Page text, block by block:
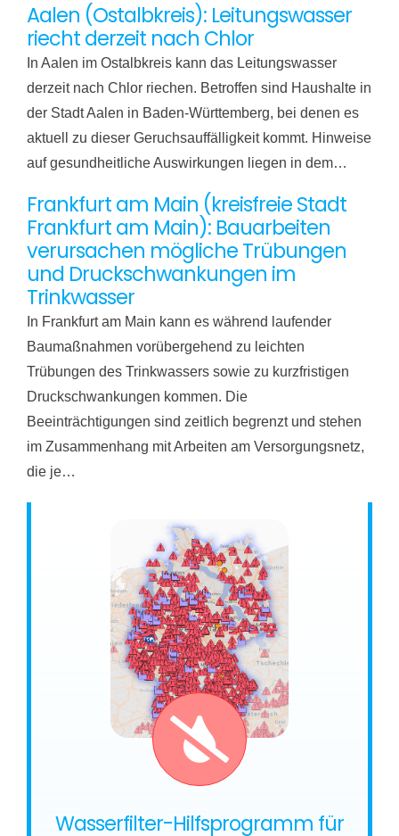
Aalen (Ostalbkreis): Leitungswasser
riecht derzeit nach Chlor
In Aalen im Ostalbkreis kann das Leitungswasser
derzeit nach Chlor riechen. Betroffen sind Haushalte in
der Stadt Aalen in Baden-Württemberg, bei denen es
aktuell zu dieser Geruchsauffälligkeit kommt. Hinweise
auf gesundheitliche Auswirkungen liegen in dem…
Frankfurt am Main (kreisfreie Stadt
Frankfurt am Main): Bauarbeiten
verursachen mögliche Trübungen
und Druckschwankungen im
Trinkwasser
In Frankfurt am Main kann es während laufender
Baumaßnahmen vorübergehend zu leichten
Trübungen des Trinkwassers sowie zu kurzfristigen
Druckschwankungen kommen. Die
Beeinträchtigungen sind zeitlich begrenzt und stehen
im Zusammenhang mit Arbeiten am Versorgungsnetz,
die je…
Wasserfilter-Hilfsprogramm für